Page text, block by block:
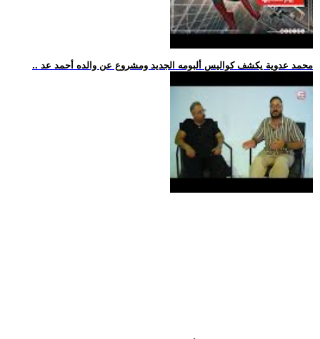
.. محمد عدوية يكشف كواليس ألبومه الجديد ومشروع عن والده أحمد عد